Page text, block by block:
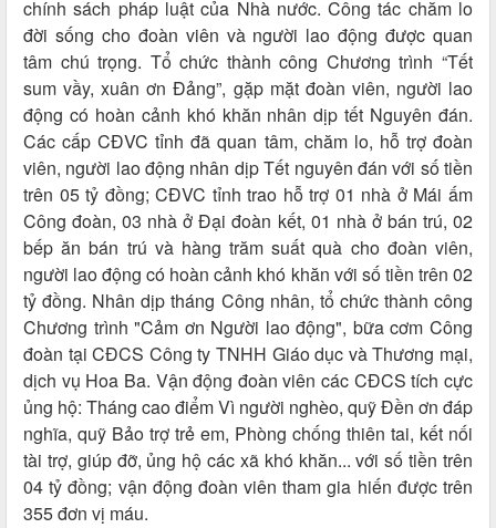
chính sách pháp luật của Nhà nước. Công tác chăm lo
đời sống cho đoàn viên và người lao động được quan
tâm chú trọng. Tổ chức thành công Chương trình “Tết
sum vầy, xuân ơn Đảng”, gặp mặt đoàn viên, người lao
động có hoàn cảnh khó khăn nhân dịp tết Nguyên đán.
Các cấp CĐVC tỉnh đã quan tâm, chăm lo, hỗ trợ đoàn
viên, người lao động nhân dịp Tết nguyên đán với số tiền
trên 05 tỷ đồng; CĐVC tỉnh trao hỗ trợ 01 nhà ở Mái ấm
Công đoàn, 03 nhà ở Đại đoàn kết, 01 nhà ở bán trú, 02
bếp ăn bán trú và hàng trăm suất quà cho đoàn viên,
người lao động có hoàn cảnh khó khăn với số tiền trên 02
tỷ đồng. Nhân dịp tháng Công nhân, tổ chức thành công
Chương trình "Cảm ơn Người lao động", bữa cơm Công
đoàn tại CĐCS Công ty TNHH Giáo dục và Thương mại,
dịch vụ Hoa Ba. Vận động đoàn viên các CĐCS tích cực
ủng hộ: Tháng cao điểm Vì người nghèo, quỹ Đền ơn đáp
nghĩa, quỹ Bảo trợ trẻ em, Phòng chống thiên tai, kết nối
tài trợ, giúp đỡ, ủng hộ các xã khó khăn... với số tiền trên
04 tỷ đồng; vận động đoàn viên tham gia hiến được trên
355 đơn vị máu.